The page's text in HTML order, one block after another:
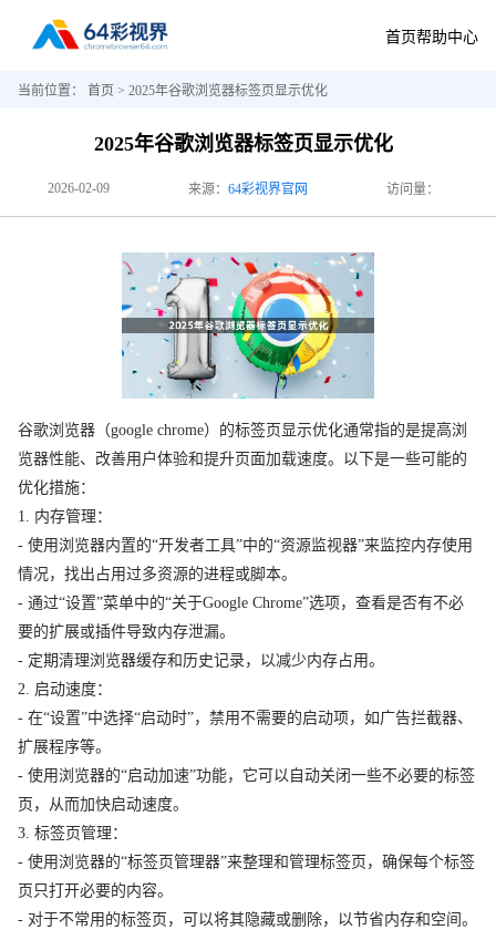
首页帮助中心
当前位置： 首页 > 2025年谷歌浏览器标签页显示优化
2025年谷歌浏览器标签页显示优化
2026-02-09 来源： 64彩视界官网 访问量：
谷歌浏览器（google chrome）的标签页显示优化通常指的是提高浏
览器性能、改善用户体验和提升页面加载速度。以下是一些可能的
优化措施：
1. 内存管理：
- 使用浏览器内置的“开发者工具”中的“资源监视器”来监控内存使用
情况，找出占用过多资源的进程或脚本。
- 通过“设置”菜单中的“关于Google Chrome”选项，查看是否有不必
要的扩展或插件导致内存泄漏。
- 定期清理浏览器缓存和历史记录，以减少内存占用。
2. 启动速度：
- 在“设置”中选择“启动时”，禁用不需要的启动项，如广告拦截器、
扩展程序等。
- 使用浏览器的“启动加速”功能，它可以自动关闭一些不必要的标签
页，从而加快启动速度。
3. 标签页管理：
- 使用浏览器的“标签页管理器”来整理和管理标签页，确保每个标签
页只打开必要的内容。
- 对于不常用的标签页，可以将其隐藏或删除，以节省内存和空间。